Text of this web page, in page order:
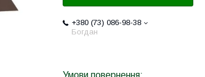
+380 (73) 086-98-38
Богдан